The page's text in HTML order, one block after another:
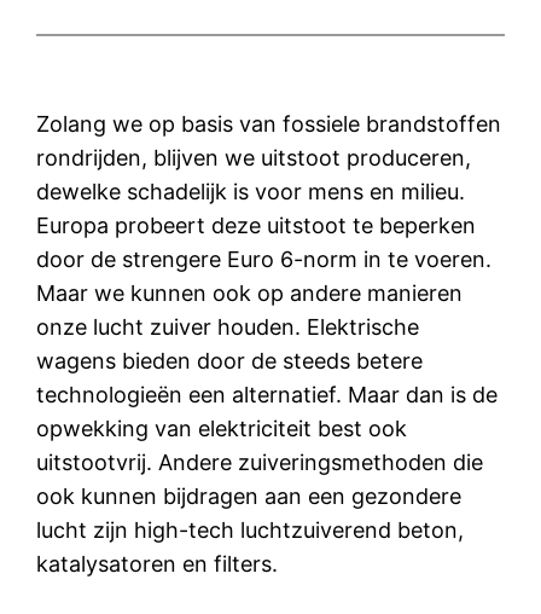
Zolang we op basis van fossiele brandstoffen
rondrijden, blijven we uitstoot produceren,
dewelke schadelijk is voor mens en milieu.
Europa probeert deze uitstoot te beperken
door de strengere Euro 6-norm in te voeren.
Maar we kunnen ook op andere manieren
onze lucht zuiver houden. Elektrische
wagens bieden door de steeds betere
technologieën een alternatief. Maar dan is de
opwekking van elektriciteit best ook
uitstootvrij. Andere zuiveringsmethoden die
ook kunnen bijdragen aan een gezondere
lucht zijn high-tech luchtzuiverend beton,
katalysatoren en filters.